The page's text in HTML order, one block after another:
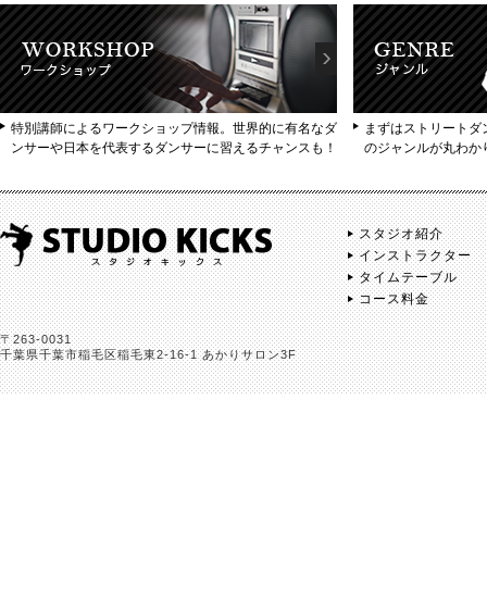
特別講師によるワークショップ情報。世界的に有名なダ
ンサーや日本を代表するダンサーに習えるチャンスも！
まずはストリート
のジャンルが丸わか
〒263-0031
千葉県千葉市稲毛区稲毛東2-16-1 あかりサロン3F
スタジオ紹介
インストラクター
タイムテーブル
コース料金